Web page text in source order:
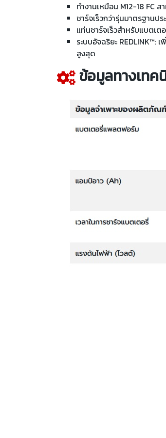
ทำงานเหมือน M12-18 FC
ชาร์จเร็วกว่ารุ่นมาตรฐานป
แท่นชาร์จเร็วสำหรับแบตเต
ระบบอัจฉริยะ REDLINK™:
สูงสุด
ข้อมูลทางเทค